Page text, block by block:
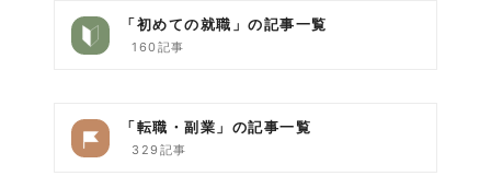
「初めての就職」の記事一覧
160記事
「転職・副業」の記事一覧
329記事